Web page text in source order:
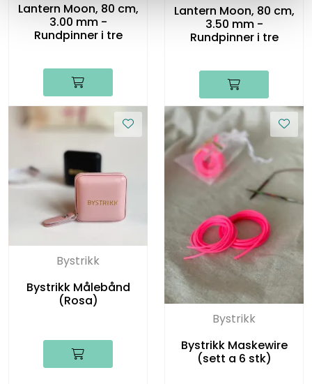
Lantern Moon, 80 cm,
3.00 mm -
Rundpinner i tre
Lantern Moon, 80 cm,
3.50 mm -
Rundpinner i tre
Bystrikk
Bystrikk Målebånd
(Rosa)
Bystrikk
Bystrikk Maskewire
(sett a 6 stk)